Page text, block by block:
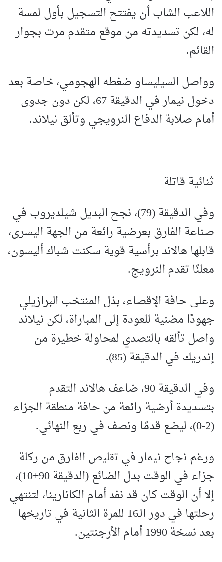
اللاعب الشاب أن يفتتح التسجيل بأول لمسة
له، لكن تسديدته من موقع متقدم مرت بجوار
القائم.
وواصل السيليساو ضغطه الهجومي، خاصة بعد
دخول نيمار في الدقيقة 67، لكن دون جدوى
أمام صلابة الدفاع النرويجي وتألق نيلاند.
ثنائية قاتلة
وفي الدقيقة (79)، نجح البديل شيلديروب في
صناعة الفارق بعرضية رائعة من الجهة اليسرى،
قابلها هالاند برأسية قوية سكنت شباك أليسون،
معلنًا تقدم النرويج.
وعلى حافة الإقصاء، بذل المنتخب البرازيلي
جهودًا مضنية للعودة إلى المباراة، لكن نيلاند
واصل تألقه بالتصدي لمحاولة خطيرة من
إندريك في الدقيقة (85).
وفي الدقيقة 90، ضاعف هالاند التقدم
بتسديدة أرضية رائعة من حافة منطقة الجزاء
(2-0)، ليضع قدمًا ونصف في ربع النهائي.
ورغم نجاح نيمار في تقليص الفارق من ركلة
جزاء في الوقت بدل الضائع (الدقيقة 90+10)،
إلا أن الوقت كان قد نفد أمام الكانارينا، لتنتهي
رحلتها في دور الـ16 للمرة الثانية في تاريخها
بعد نسخة 1990 أمام الأرجنتين.